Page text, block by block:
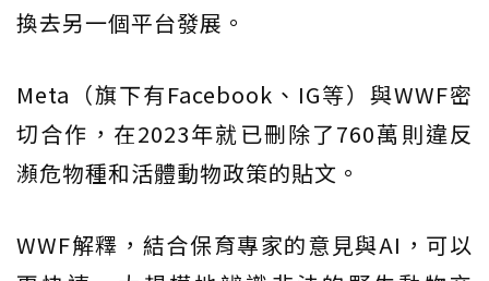
換去另一個平台發展。
Meta（旗下有Facebook、IG等）與WWF密
切合作，在2023年就已刪除了760萬則違反
瀕危物種和活體動物政策的貼文。
WWF解釋，結合保育專家的意見與AI，可以